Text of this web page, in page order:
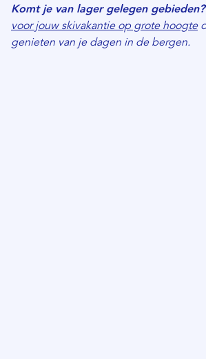
Komt je van lager gelegen gebieden?
voor jouw skivakantie op grote hoogte
genieten van je dagen in de bergen.